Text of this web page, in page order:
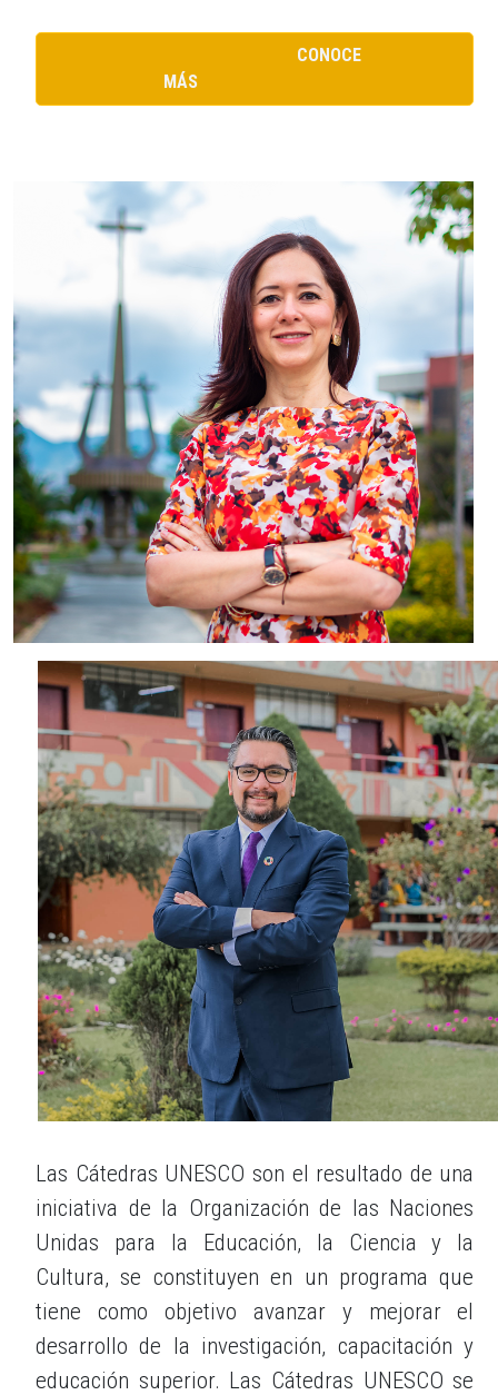
CONOCE
MÁS
Las Cátedras UNESCO son el resultado de una
iniciativa de la Organización de las Naciones
Unidas para la Educación, la Ciencia y la
Cultura, se constituyen en un programa que
tiene como objetivo avanzar y mejorar el
desarrollo de la investigación, capacitación y
educación superior. Las Cátedras UNESCO se